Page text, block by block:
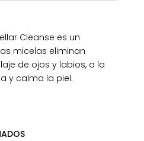
Cleanse es un
micelas eliminan
de ojos y labios, a la
y calma la piel.